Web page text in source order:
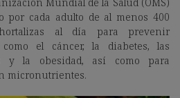
por cada adulto de al menos 400
al día
para prevenir
como el cáncer, la diabetes, las
y la obesidad, así como para
micronutrientes.